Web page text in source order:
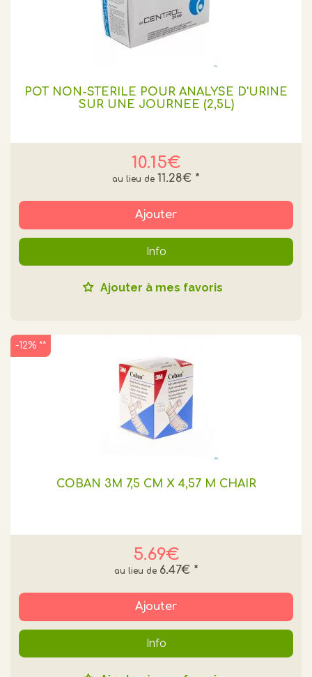
POT NON-STERILE POUR ANALYSE D'URINE
SUR UNE JOURNEE (2,5L)
10.15€
11.28€ *
Ajouter
Info
Ajouter à mes favoris
COBAN 3M 7,5 CM X 4,57 M CHAIR
5.69€
6.47€ *
-12% **
Ajouter
Info